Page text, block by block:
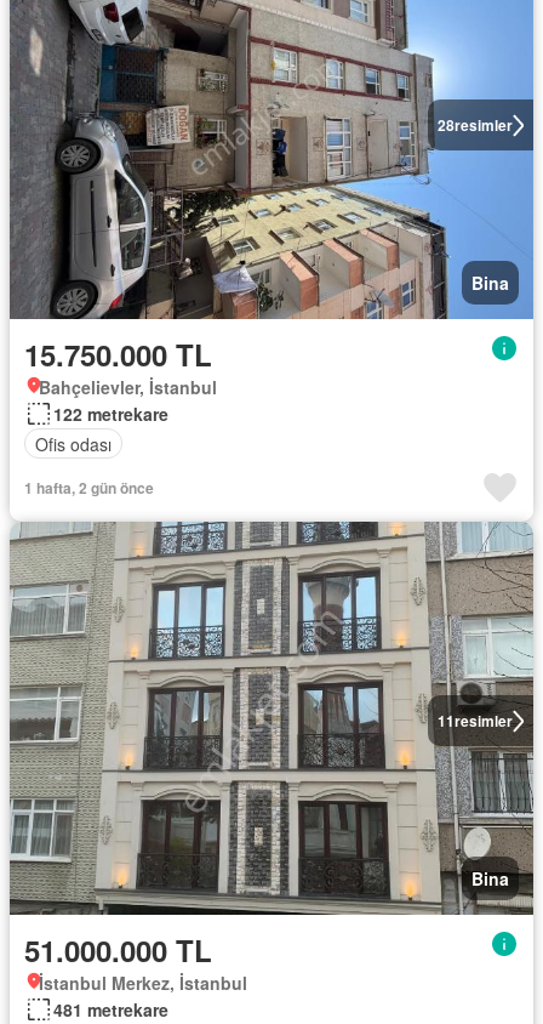
28resimler
Bina
15.750.000 TL
Bahçelievler, İstanbul
122 metrekare
Ofis odası
1 hafta, 2 gün önce
11resimler
Bina
51.000.000 TL
İstanbul Merkez, İstanbul
481 metrekare